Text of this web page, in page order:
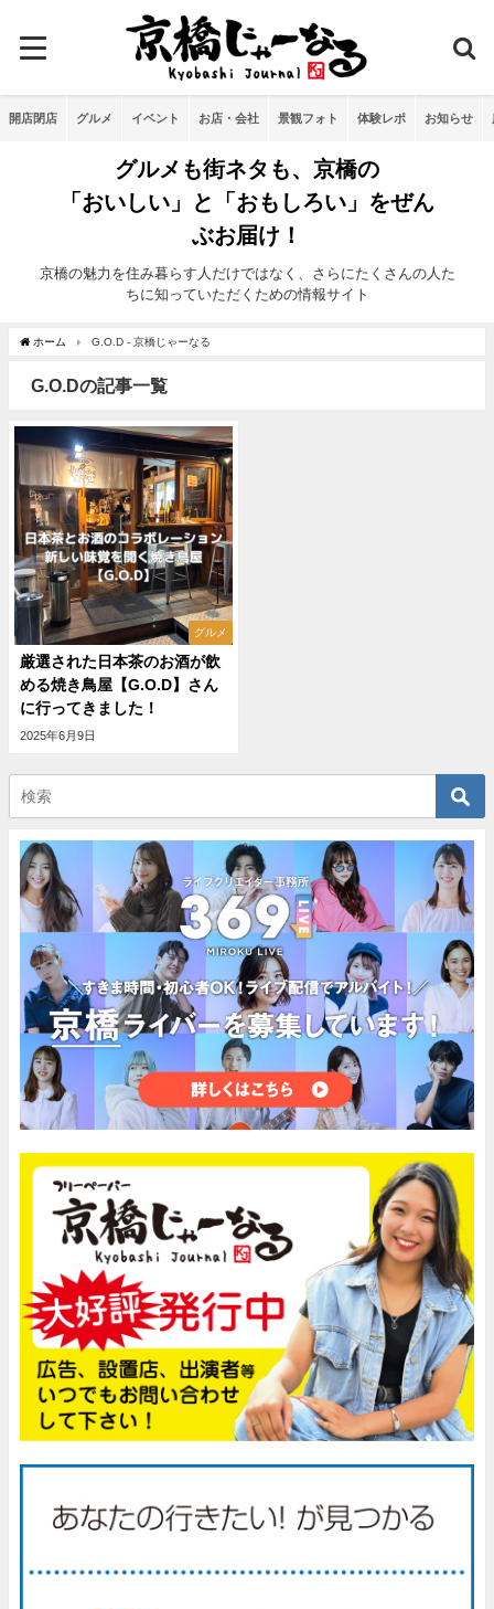
開店閉店 グルメ イベント お店・会社 景観フォト 体験レポ お知らせ
グルメも街ネタも、京橋の
「おいしい」と「おもしろい」をぜん
ぶお届け！
京橋の魅力を住み暮らす人だけではなく、さらにたくさんの人た
ちに知っていただくための情報サイト
ホーム G.O.D - 京橋じゃーなる
G.O.Dの記事一覧
グルメ
厳選された日本茶のお酒が飲
める焼き鳥屋【G.O.D】さん
に行ってきました！
2025年6月9日